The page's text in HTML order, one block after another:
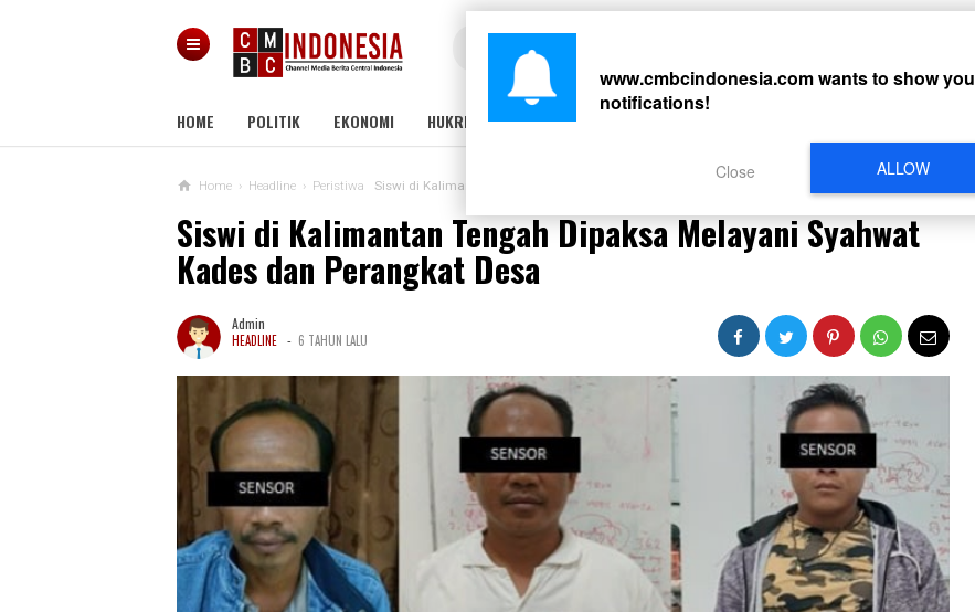
HOME POLITIK EKONOMI HUKRIM PERISTIWA
Home › Headline › Peristiwa Siswi di Kalimantan Tengah Dipaksa Melayani Syahwat Kades dan Perangkat Desa
Siswi di Kalimantan Tengah Dipaksa Melayani Syahwat
Kades dan Perangkat Desa
Admin
HEADLINE - 6 TAHUN LALU
www.cmbcindonesia.comwants to show you
notifications!
ALLOW
Close